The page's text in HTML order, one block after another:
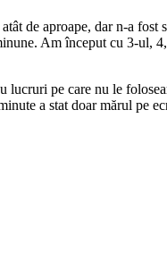
de aproape, dar n-a
Am început cu 3-ul,
pe care nu le
a stat doar mărul pe